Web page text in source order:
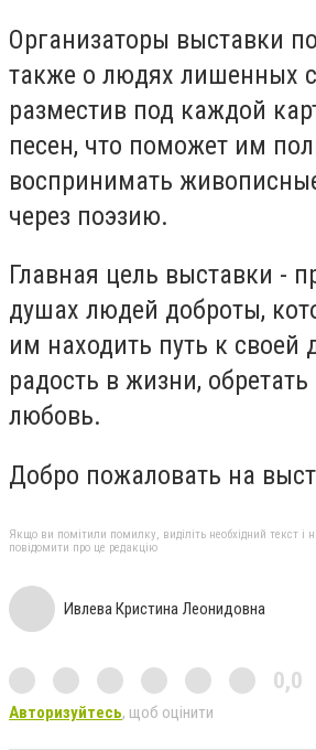
Организаторы выставки
также о людях лишенных
разместив под каждой
песен, что поможет им
воспринимать
через поэзию.
Главная цель выставки -
душах людей доброты,
им находить путь к своей
радость в жизни,
любовь.
Добро пожаловать на
Якщо ви помітили помилку, виділіть необхідний текст і
повідомити про це редакцію
Ивлева Кристина Леонидовна
0,0
Авторизуйтесь, щоб оцінити